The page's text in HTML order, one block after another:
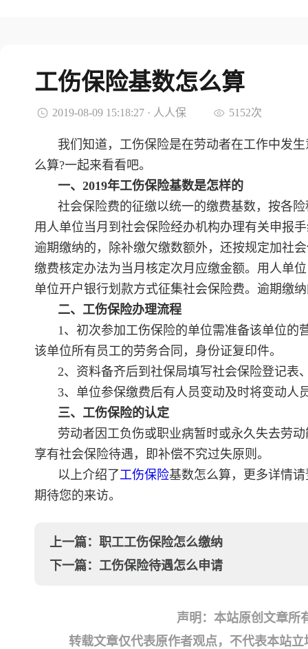
工伤保险基数怎么算
2019-08-09 15:18:27 · 人人保 5152次
我们知道，工伤保险是在劳动者在工作中发
么算?一起来看看吧。
一、2019年工伤保险基数是怎样的
社会保险费的征缴以统一的缴费基数，按各
用人单位当月到社会保险经办机构办理有关申报
逾期缴纳的，除补缴欠缴数额外，还按规定加社
缴费核定办法为当月核定次月应缴金额。用人单
单位开户银行划款方式征集社会保险费。逾期缴
二、工伤保险办理流程
1、初次参加工伤保险的单位需准备该单位
该单位所有员工的劳务合同，身份证复印件。
2、资料备齐后到社保局填写社会保险登记表
3、单位参保缴费后有人员变动及时将变动人
三、工伤保险的认定
劳动者因工负伤或职业病暂时或永久失去劳
享有社会保险待遇，即补偿不究过失原则。
以上介绍了工伤保险基数怎么算，更多详情
期待您的来访。
上一篇： 职工工伤保险怎么缴纳
下一篇： 工伤保险待遇怎么申请
声明：本站原创文章所
转载文章仅代表原作者观点，不代表本站